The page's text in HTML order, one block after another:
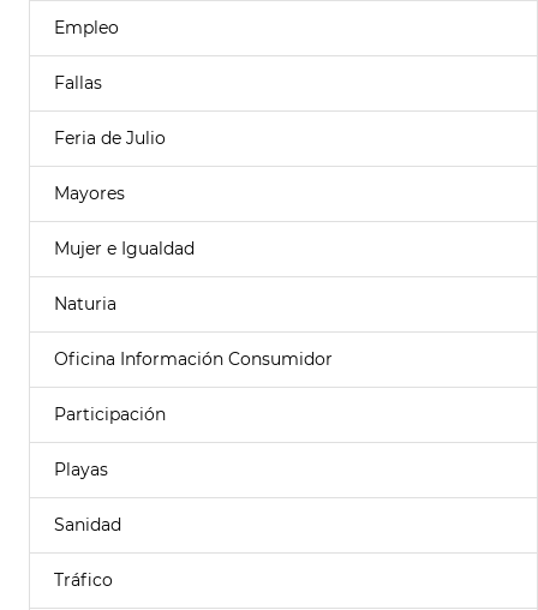
Empleo
Fallas
Feria de Julio
Mayores
Mujer e Igualdad
Naturia
Oficina Información Consumidor
Participación
Playas
Sanidad
Tráfico